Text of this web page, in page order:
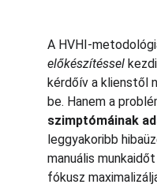
A HVHI-
előkészítéssel
kérdőív a klienstől
be. Hanem a
szimptómáinak
leggyakoribb
manuális
fókusz